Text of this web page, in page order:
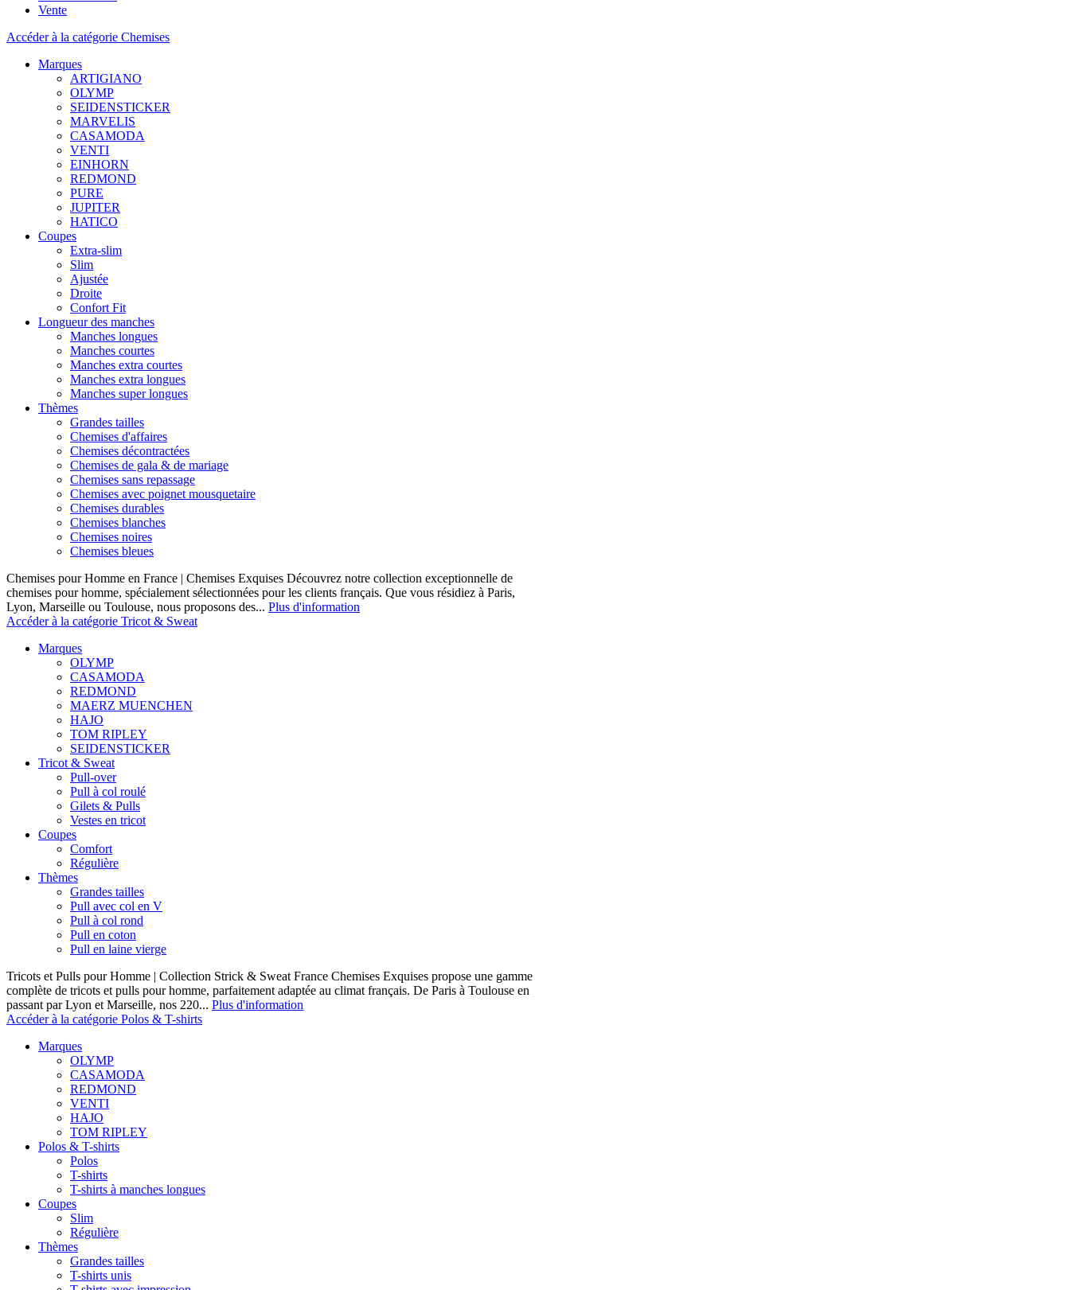
Vente
Accéder à la catégorie Chemises
Marques
ARTIGIANO
OLYMP
SEIDENSTICKER
MARVELIS
CASAMODA
VENTI
EINHORN
REDMOND
PURE
JUPITER
HATICO
Coupes
Extra-slim
Slim
Ajustée
Droite
Confort Fit
Longueur des manches
Manches longues
Manches courtes
Manches extra courtes
Manches extra longues
Manches super longues
Thèmes
Grandes tailles
Chemises d'affaires
Chemises décontractées
Chemises de gala & de mariage
Chemises sans repassage
Chemises avec poignet mousquetaire
Chemises durables
Chemises blanches
Chemises noires
Chemises bleues
Chemises pour Homme en France | Chemises Exquises Découvrez notre collection exceptionnelle de
chemises pour homme, spécialement sélectionnées pour les clients français. Que vous résidiez à Paris,
Lyon, Marseille ou Toulouse, nous proposons des... Plus d'information
Accéder à la catégorie Tricot & Sweat
Marques
OLYMP
CASAMODA
REDMOND
MAERZ MUENCHEN
HAJO
TOM RIPLEY
SEIDENSTICKER
Tricot & Sweat
Pull-over
Pull à col roulé
Gilets & Pulls
Vestes en tricot
Coupes
Comfort
Régulière
Thèmes
Grandes tailles
Pull avec col en V
Pull à col rond
Pull en coton
Pull en laine vierge
Tricots et Pulls pour Homme | Collection Strick & Sweat France Chemises Exquises propose une gamme
complète de tricots et pulls pour homme, parfaitement adaptée au climat français. De Paris à Toulouse en
passant par Lyon et Marseille, nos 220... Plus d'information
Accéder à la catégorie Polos & T-shirts
Marques
OLYMP
CASAMODA
REDMOND
VENTI
HAJO
TOM RIPLEY
Polos & T-shirts
Polos
T-shirts
T-shirts à manches longues
Coupes
Slim
Régulière
Thèmes
Grandes tailles
T-shirts unis